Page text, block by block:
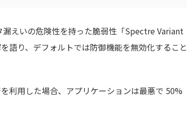
えいの危険性を持った脆弱性「Spectre Variant
語り、デフォルトでは防御機能を無効化すること
利用した場合、アプリケーションは最悪で 50%